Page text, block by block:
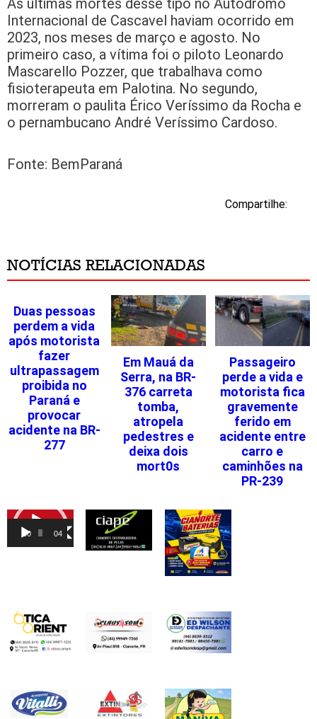
As últimas mortes desse tipo no Autódromo
Internacional de Cascavel haviam ocorrido em
2023, nos meses de março e agosto. No
primeiro caso, a vítima foi o piloto Leonardo
Mascarello Pozzer, que trabalhava como
fisioterapeuta em Palotina. No segundo,
morreram o paulita Érico Veríssimo da Rocha e
o pernambucano André Veríssimo Cardoso.
Fonte: BemParaná
Compartilhe:
NOTÍCIAS RELACIONADAS
Duas pessoas
perdem a vida
após motorista
fazer
ultrapassagem
proibida no
Paraná e
provocar
acidente na BR-
277
Em Mauá da
Serra, na BR-
376 carreta
tomba,
atropela
pedestres e
deixa dois
mort0s
Passageiro
perde a vida e
motorista fica
gravemente
ferido em
acidente entre
carro e
caminhões na
PR-239
Tocador
vídeo
00:00 04:46